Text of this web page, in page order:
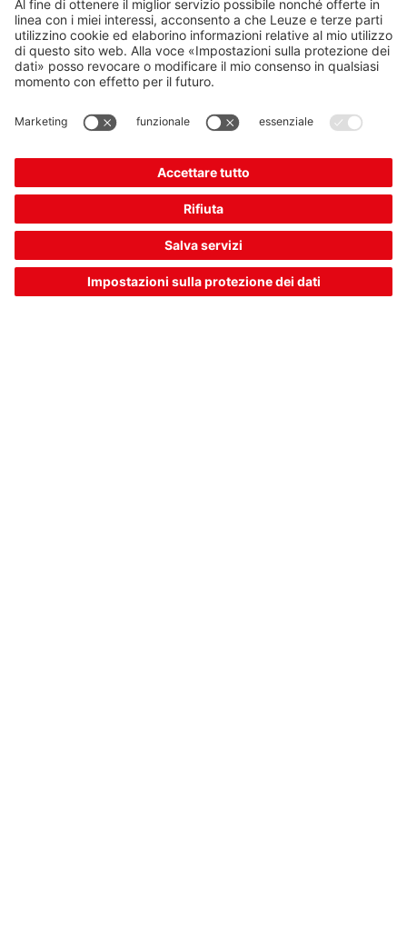
Interruttore a fune per l'arresto di emergenza
63000502
Attribuzione contatti:
2NC + 1NO
Direzioni di azionamento:Sull'asse
longitudinale
Attuatore, lunghezza della fune:24 m